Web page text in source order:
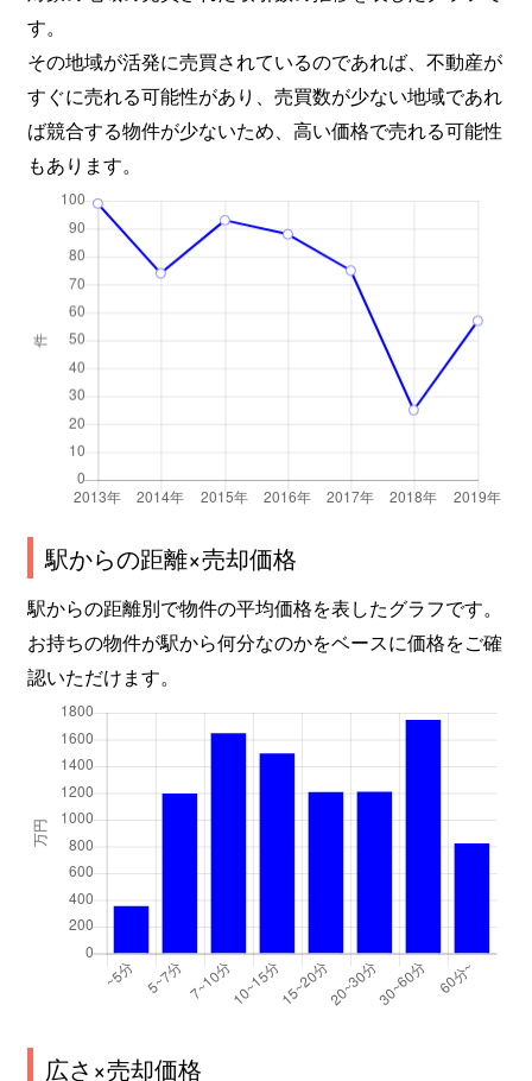
す。
その地域が活発に売買されているのであれば、不動産が
すぐに売れる可能性があり、売買数が少ない地域であれ
ば競合する物件が少ないため、高い価格で売れる可能性
もあります。
駅からの距離×売却価格
駅からの距離別で物件の平均価格を表したグラフです。
お持ちの物件が駅から何分なのかをベースに価格をご確
認いただけます。
広さ×売却価格